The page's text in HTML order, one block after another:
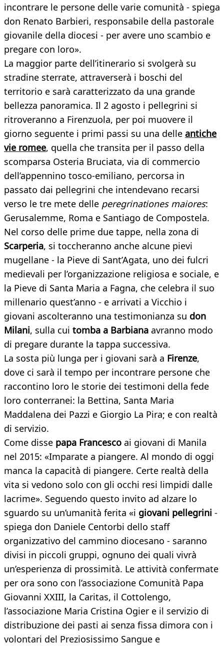
incontrare le persone delle varie comunità - spiega
don Renato Barbieri, responsabile della pastorale
giovanile della diocesi - per avere uno scambio e
pregare con loro».
La maggior parte dell’itinerario si svolgerà su
stradine sterrate, attraverserà i boschi del
territorio e sarà caratterizzato da una grande
bellezza panoramica. Il 2 agosto i pellegrini si
ritroveranno a Firenzuola, per poi muovere il
giorno seguente i primi passi su una delle antiche
vie romee, quella che transita per il passo della
scomparsa Osteria Bruciata, via di commercio
dell’appennino tosco-emiliano, percorsa in
passato dai pellegrini che intendevano recarsi
verso le tre mete delle peregrinationes maiores:
Gerusalemme, Roma e Santiago de Compostela.
Nel corso delle prime due tappe, nella zona di
Scarperia, si toccheranno anche alcune pievi
mugellane - la Pieve di Sant’Agata, uno dei fulcri
medievali per l’organizzazione religiosa e sociale, e
la Pieve di Santa Maria a Fagna, che celebra il suo
millenario quest’anno - e arrivati a Vicchio i
giovani ascolteranno una testimonianza su don
Milani, sulla cui tomba a Barbiana avranno modo
di pregare durante la tappa successiva.
La sosta più lunga per i giovani sarà a Firenze,
dove ci sarà il tempo per incontrare persone che
raccontino loro le storie dei testimoni della fede
loro conterranei: la Bettina, Santa Maria
Maddalena dei Pazzi e Giorgio La Pira; e con realtà
di servizio.
Come disse papa Francesco ai giovani di Manila
nel 2015: «Imparate a piangere. Al mondo di oggi
manca la capacità di piangere. Certe realtà della
vita si vedono solo con gli occhi resi limpidi dalle
lacrime». Seguendo questo invito ad alzare lo
sguardo su un’umanità ferita «i giovani pellegrini -
spiega don Daniele Centorbi dello staff
organizzativo del cammino diocesano - saranno
divisi in piccoli gruppi, ognuno dei quali vivrà
un’esperienza di prossimità. Le attività confermate
per ora sono con l’associazione Comunità Papa
Giovanni XXIII, la Caritas, il Cottolengo,
l’associazione Maria Cristina Ogier e il servizio di
distribuzione dei pasti ai senza fissa dimora con i
volontari del Preziosissimo Sangue e